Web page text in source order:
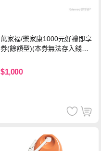
萬家福/樂家康1000元好禮即享
券(餘額型)(本券無法存入錢包
$1,000